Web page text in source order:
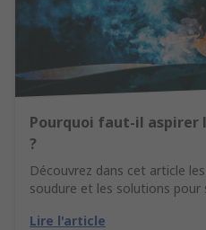
Pourquoi faut-il aspirer
?
Découvrez dans cet article
soudure et les solutions pour
Lire l'article